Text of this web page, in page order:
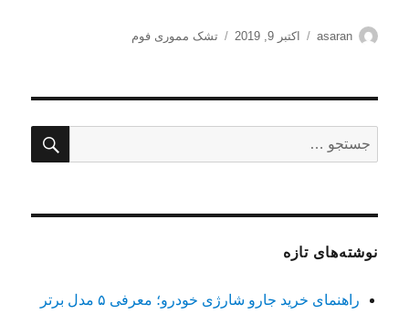
نویسنده
asaran
ارسال
اکتبر 9, 2019 برچسب‌ها
تشک مموری فوم
برای:
نوشته‌های تازه
راهنمای خرید جارو شارژی خودرو؛ معرفی ۵ مدل برتر